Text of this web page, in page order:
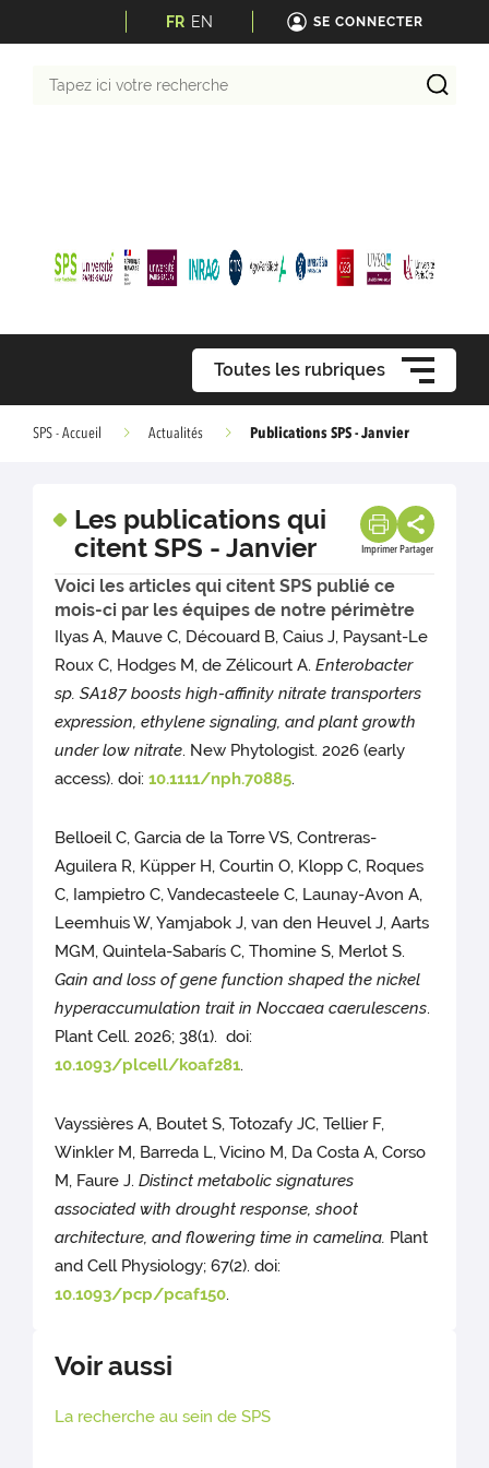
FR EN SE CONNECTER
Toutes les rubriques
SPS - Accueil Actualités Publications SPS - Janvier
Les publications qui
citent SPS - Janvier
Imprimer Partager
Voici les articles qui citent SPS publié ce
mois-ci par les équipes de notre périmètre
Ilyas A, Mauve C, Découard B, Caius J, Paysant-Le
Roux C, Hodges M, de Zélicourt A.Enterobacter
sp. SA187 boosts high-affinity nitrate transporters
expression, ethylene signaling, and plant growth
under low nitrate. New Phytologist. 2026 (early
access). doi:10.1111/nph.70885.
Belloeil C, Garcia de la Torre VS, Contreras-
Aguilera R, Küpper H, Courtin O, Klopp C, Roques
C, Iampietro C, Vandecasteele C, Launay-Avon A,
Leemhuis W, Yamjabok J, van den Heuvel J, Aarts
MGM, Quintela-Sabarís C, Thomine S, Merlot S.
Gain and loss of gene function shaped the nickel
hyperaccumulation trait in Noccaea caerulescens.
Plant Cell. 2026; 38(1). doi:
10.1093/plcell/koaf281.
Vayssières A, Boutet S, Totozafy JC, Tellier F,
Winkler M, Barreda L, Vicino M, Da Costa A, Corso
M, Faure J.Distinct metabolic signatures
associated with drought response, shoot
architecture, and flowering time in camelina. Plant
and Cell Physiology; 67(2). doi:
10.1093/pcp/pcaf150.
Voir aussi
La recherche au sein de SPS